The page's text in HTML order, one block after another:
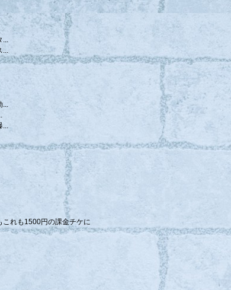
これも1500円の課金チケに